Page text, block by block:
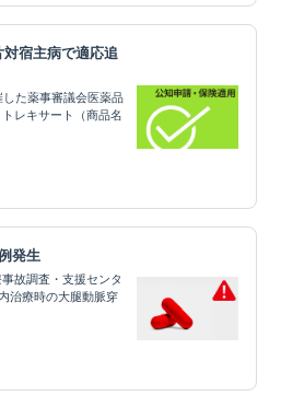
宿主病で適応追
た薬事審議会医薬品
レキサート（商品名
発生
故調査・支援センタ
治療時の大腿動脈穿